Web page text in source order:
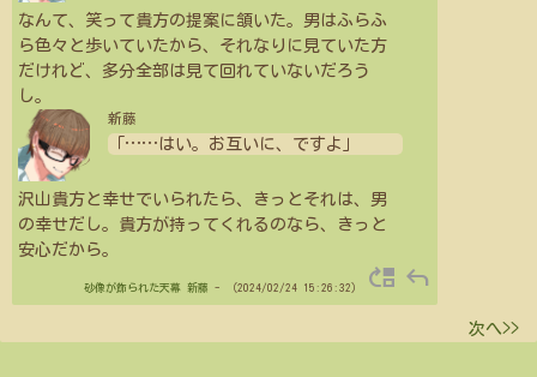
なんて、笑って貴方の提案に頷いた。男はふらふ
ら色々と歩いていたから、それなりに見ていた方
だけれど、多分全部は見て回れていないだろう
し。
新藤
……はい。お互いに、ですよ」
沢山貴方と幸せでいられたら、きっとそれは、男
の幸せだし。貴方が持ってくれるのなら、きっと
安心だから。
砂像が飾られた天幕 新藤 - （2024/02/24 15:26:32） move_up reply
次へ>>